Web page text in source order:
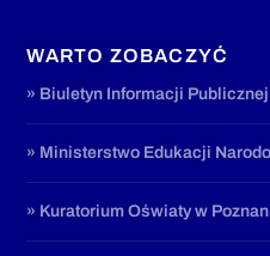
WARTO ZOBACZYĆ
» Biuletyn Informacji Publicznej
» Ministerstwo Edukacji
» Kuratorium Oświaty w